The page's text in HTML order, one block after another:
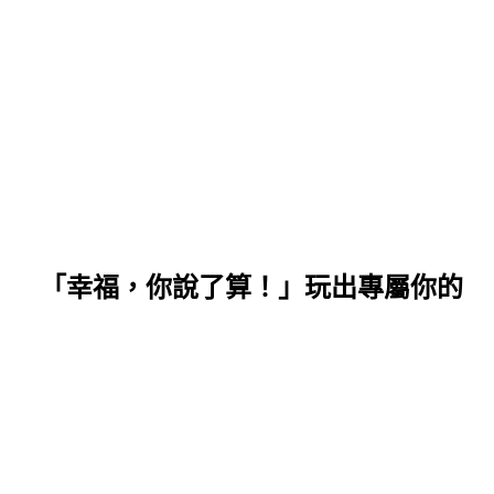
你說了算！」玩出專屬你的